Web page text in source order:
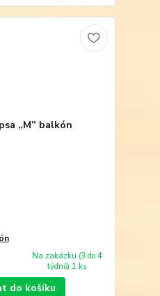
Na zakázku (3 do 4
týdnů) 1 ks
do košíku